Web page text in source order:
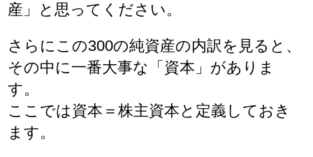
産」と思ってください。
さらにこの300の純資産の内訳を見ると、
その中に一番大事な「資本」がありま
す。
ここでは資本＝株主資本と定義しておき
ます。